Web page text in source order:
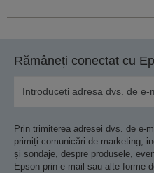
Rămâneți conectat cu
Prin trimiterea adresei dvs. de e-
primiți comunicări de marketing,
și sondaje, despre produsele,
Epson prin e-mail sau alte forme